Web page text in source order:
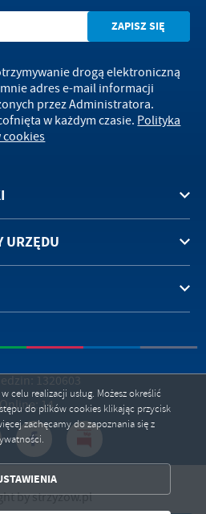
drogą elektroniczną
adres e-mail informacji
przez Administratora.
w każdym czasie. Polityka
URZĘDU
1320603
Online: 14
by strzyzow.pl
celu realizacji usług. Możesz określić
do plików cookies klikając przycisk
zachęcamy do zapoznania się z
WYBRANE
NA WSZYSTKIE